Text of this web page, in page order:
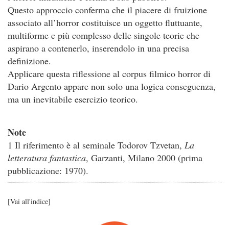
Questo approccio conferma che il piacere di fruizione
associato all’horror costituisce un oggetto fluttuante,
multiforme e più complesso delle singole teorie che
aspirano a contenerlo, inserendolo in una precisa
definizione.
Applicare questa riflessione al corpus filmico horror di
Dario Argento appare non solo una logica conseguenza,
ma un inevitabile esercizio teorico.
Note
1 Il riferimento è al seminale Todorov Tzvetan, La
letteratura fantastica, Garzanti, Milano 2000 (prima
pubblicazione: 1970).
[Vai all'indice]